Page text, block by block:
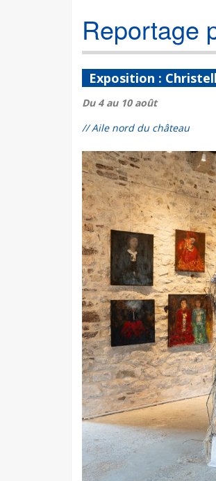
Reportage
Exposition :
Du 4 au 10 août
// Aile nord du château